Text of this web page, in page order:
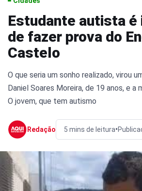
Estudante autista é
de fazer prova do
Castelo
O que seria um sonho realizado, virou
Daniel Soares Moreira, de 19 anos, e a
O jovem, que tem autismo
Redação 5 mins de leitura•